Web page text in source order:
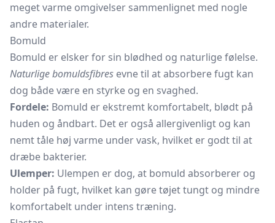
meget varme omgivelser sammenlignet med nogle
andre materialer.
Bomuld
Bomuld er elsker for sin blødhed og naturlige følelse.
Naturlige bomuldsfibres evne til at absorbere fugt kan
dog både være en styrke og en svaghed.
Fordele: Bomuld er ekstremt komfortabelt, blødt på
huden og åndbart. Det er også allergivenligt og kan
nemt tåle høj varme under vask, hvilket er godt til at
dræbe bakterier.
Ulemper: Ulempen er dog, at bomuld absorberer og
holder på fugt, hvilket kan gøre tøjet tungt og mindre
komfortabelt under intens træning.